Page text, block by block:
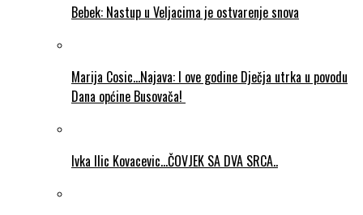
Bebek: Nastup u Veljacima je ostvarenje snova
Marija Cosic…Najava: I ove godine Dječja utrka u povodu
Dana općine Busovača!
Ivka Ilic Kovacevic…ČOVJEK SA DVA SRCA..